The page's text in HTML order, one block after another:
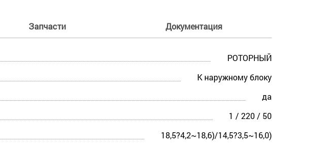
Запчасти Документация
РОТОРНЫЙ
К наружному блоку
да
1 / 220 / 50
18,5?4,2~18,6)/14,5?3,5~16,0)